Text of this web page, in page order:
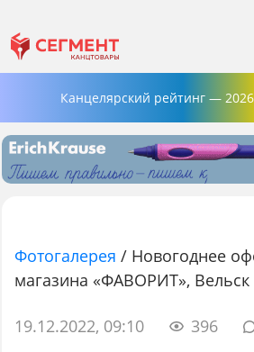
Канцелярский рейтинг —
Фотогалерея / Новогоднее
магазина «ФАВОРИТ», Вельск
19.12.2022, 09:10 396